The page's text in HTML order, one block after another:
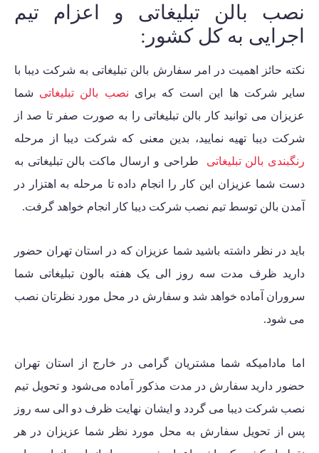
نصب بالن تبلیغاتی و اعزام تیم
اجرایی به کل کشور:
نکته حائز اهمیت در امر سفارش بالن تبلیغاتی به شرکت دیبا با
سایر شرکت ها این است که برای نصب بالن تبلیغاتی شما
عزیزان می توانید کار بالن تبلیغاتی را به صورت صفر تا صد از
شرکت دیبا تهیه نمایید، بدین معنی که شرکت دیبا از مرحله
رنگبندی بالن تبلیغاتی طراحی و ارسال ماکت بالن تبلیغاتی به
دست شما عزیزان این کار را انجام داده تا مرحله به اهتزار در
آمدن بالن توسط تیم نصب شرکت دیبا کار انجام خواهد گرفت.
باید در نظر داشته باشید شما عزیزان که در استان تهران حضور
دارید ظرف مدت سه روز الی یک هفته بالون تبلیغاتی شما
سروران آماده خواهد شد و سفارش در محل مورد نظرتان نصب
می شود.
اما مادامیکه شما مشتریان گرامی در خارج از استان تهران
حضور دارید سفارش در مدت مذکور آماده می‌شود و تحویل تیم
نصب شرکت دیبا می گردد و ایشان نهایت ظرف دو الی سه روز
پس از تحویل سفارش به محل مورد نظر شما عزیزان در هر